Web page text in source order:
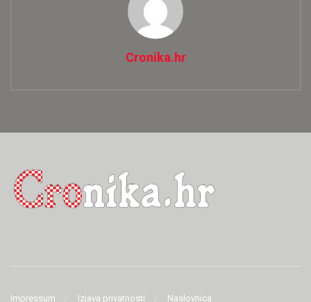
Cronika.hr
Impressum Izjava privatnosti Naslovnica